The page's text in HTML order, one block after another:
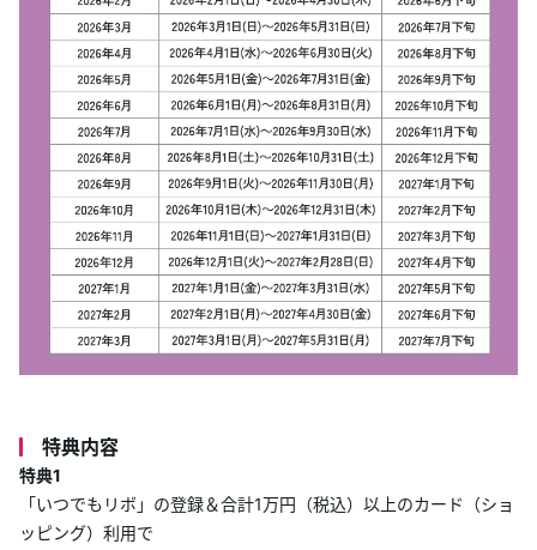
特典内容
特典1
「いつでもリボ」の登録＆合計1万円（税込）以上のカード（ショ
ッピング）利用で